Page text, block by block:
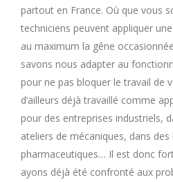
partout en France. Où que vous
techniciens peuvent appliquer
au maximum la gêne
savons nous adapter au
pour ne pas bloquer le travail de
d’ailleurs déjà travaillé comme
pour des entreprises industriels,
ateliers de mécaniques, dans
pharmaceutiques… Il est donc
ayons déjà été confronté aux